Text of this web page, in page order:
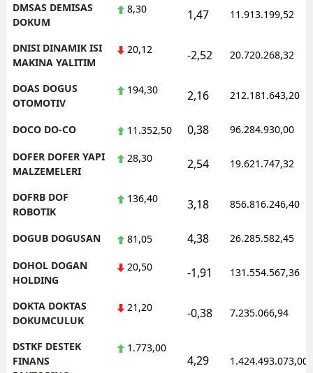
DMSAS DEMISAS
DOKUM
8,30 1,47 11.913.199,52
DNISI DINAMIK ISI
MAKINA YALITIM
20,12 -2,52 20.720.268,32
DOAS DOGUS
OTOMOTIV
194,30 2,16 212.181.643,20
DOCO DO-CO 11.352,50 0,38 96.284.930,00
DOFER DOFER YAPI
MALZEMELERI
28,30 2,54 19.621.747,32
DOFRB DOF
ROBOTIK
136,40 3,18 856.816.246,40
DOGUB DOGUSAN 81,05 4,38 26.285.582,45
DOHOL DOGAN
HOLDING
20,50 -1,91 131.554.567,36
DOKTA DOKTAS
DOKUMCULUK
21,20 -0,38 7.235.066,94
DSTKF DESTEK
FINANS
1.773,00
4,29 1.424.493.073,00